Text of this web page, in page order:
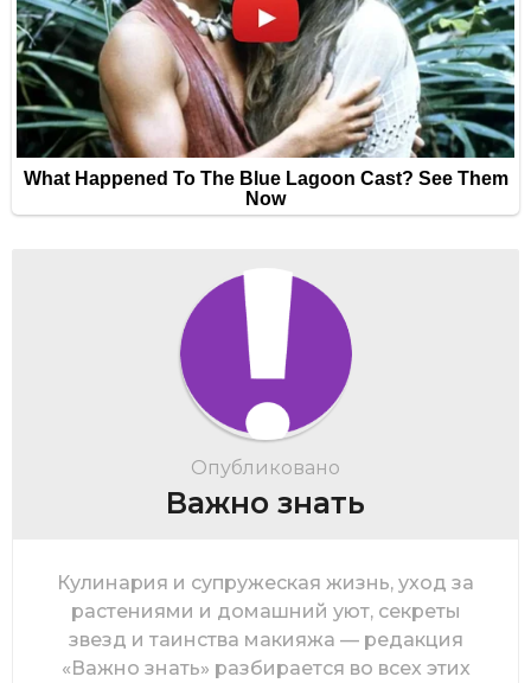
Опубликовано
Важно знать
Кулинария и супружеская жизнь, уход за
растениями и домашний уют, секреты
звезд и таинства макияжа — редакция
«Важно знать» разбирается во всех этих